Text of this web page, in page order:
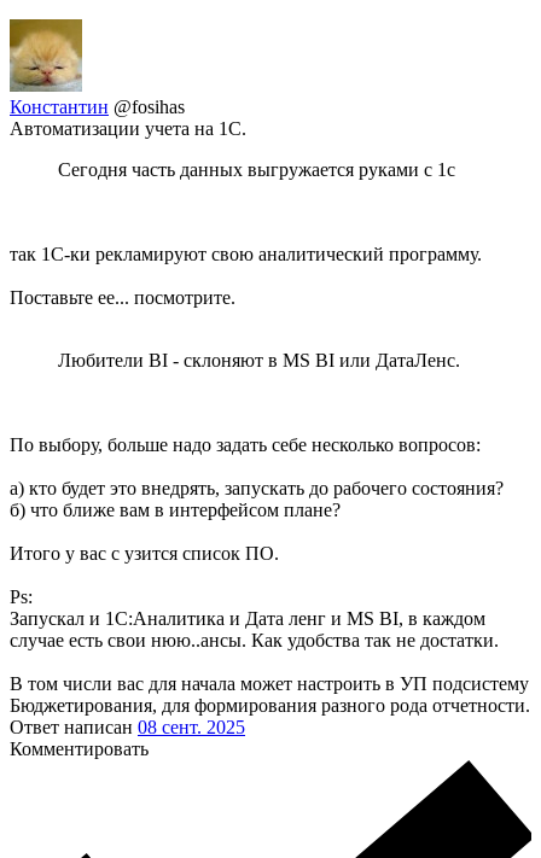
Константин @fosihas
Автоматизации учета на 1С.
Сегодня часть данных выгружается руками с 1c
так 1С-ки рекламируют свою аналитический программу.
Поставьте ее... посмотрите.
Любители BI - склоняют в MS BI или ДатаЛенс.
По выбору, больше надо задать себе несколько вопросов:
а) кто будет это внедрять, запускать до рабочего состояния?
б) что ближе вам в интерфейсом плане?
Итого у вас с узится список ПО.
Ps:
Запускал и 1C:Аналитика и Дата ленг и MS BI, в каждом
случае есть свои нюю..ансы. Как удобства так не достатки.
В том числи вас для начала может настроить в УП подсистему
Бюджетирования, для формирования разного рода отчетности.
Ответ написан 08 сент. 2025
Комментировать